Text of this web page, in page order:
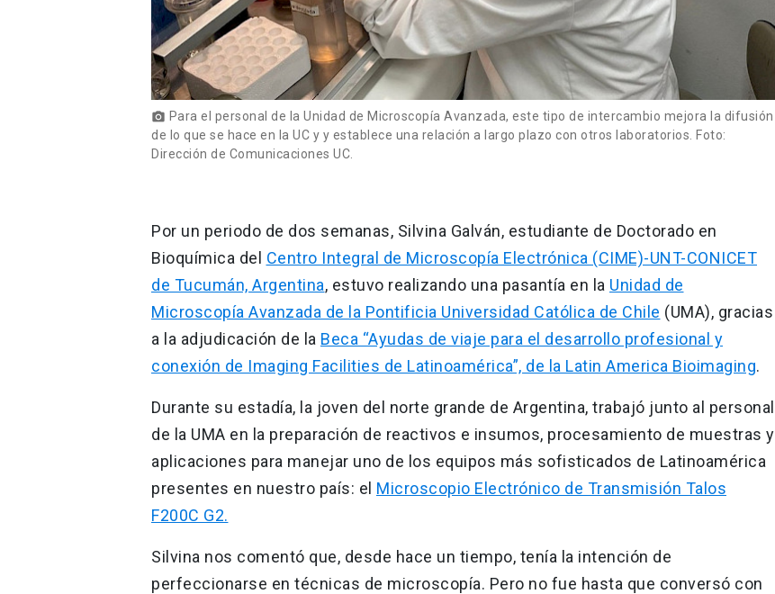
photo_camera Para el personal de la Unidad de Microscopía Avanzada, este tipo de intercambio mejora la difusión
de lo que se hace en la UC y y establece una relación a largo plazo con otros laboratorios. Foto:
Dirección de Comunicaciones UC.
Por un periodo de dos semanas, Silvina Galván, estudiante de Doctorado en
Bioquímica del Centro Integral de Microscopía Electrónica (CIME)-UNT-CONICET
de Tucumán, Argentina, estuvo realizando una pasantía en la Unidad de
Microscopía Avanzada de la Pontificia Universidad Católica de Chile (UMA), gracias
a la adjudicación de la Beca “Ayudas de viaje para el desarrollo profesional y
conexión de Imaging Facilities de Latinoamérica”, de la Latin America Bioimaging.
Durante su estadía, la joven del norte grande de Argentina, trabajó junto al personal
de la UMA en la preparación de reactivos e insumos, procesamiento de muestras y
aplicaciones para manejar uno de los equipos más sofisticados de Latinoamérica
presentes en nuestro país: el Microscopio Electrónico de Transmisión Talos
F200C G2.
Silvina nos comentó que, desde hace un tiempo, tenía la intención de
perfeccionarse en técnicas de microscopía. Pero no fue hasta que conversó con